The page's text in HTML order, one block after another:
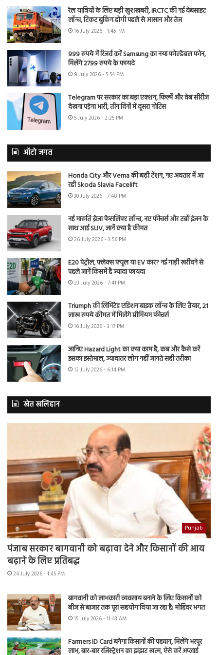
रेल यात्रियों के लिए बड़ी खुशखबरी, IRCTC की नई वेबसाइट
लॉन्च, टिकट बुकिंग होगी पहले से आसान और तेज
16 July 2026 - 1:45 PM
999 रुपये में रिजर्व करें Samsung का नया फोल्डेबल फोन,
मिलेंगे 2799 रुपये के फायदे
8 July 2026 - 5:54 PM
Telegram पर सरकार का बड़ा एक्शन, फिल्में और वेब सीरीज
देखना पड़ेगा भारी, तीन दिनों में दूसरा नोटिस
5 July 2026 - 2:25 PM
ऑटो जगत
Honda City और Verna की बढ़ी टेंशन, नए अवतार में आ
रही Skoda Slavia Facelift
30 July 2026 - 7:48 PM
नई मारुति ब्रेजा फेसलिफ्ट लॉन्च, नए फीचर्स और टर्बो इंजन के
साथ आई SUV, जानें क्या है कीमत
26 July 2026 - 3:56 PM
E20 पेट्रोल, फ्लेक्स फ्यूल या EV कार? नई गाड़ी खरीदने से
पहले जानें किसमें है ज्यादा फायदा
23 July 2026 - 7:41 PM
Triumph की लिमिटेड एडिशन बाइक लॉन्च के लिए तैयार, 21
लाख रुपये कीमत में मिलेंगे प्रीमियम फीचर्स
16 July 2026 - 3:17 PM
जानिए Hazard Light का क्या काम है, कब और कैसे करें
इसका इस्तेमाल, ज्यादातर लोग नहीं जानते सही तरीका
12 July 2026 - 6:14 PM
खेत खलिहान
Punjab
पंजाब सरकार बागवानी को बढ़ावा देने और किसानों की आय
बढ़ाने के लिए प्रतिबद्ध
24 July 2026 - 1:45 PM
बागवानी को लाभकारी व्यवसाय बनाने के लिए किसानों को
बीज से बाजार तक पूरा सहयोग दिया जा रहा है: मोहिंदर भगत
15 July 2026 - 11:43 AM
Farmers ID Card बनेगा किसानों की पहचान, मिलेंगे भरपूर
लाभ, बार-बार रजिस्ट्रेशन का झंझट खत्म, ऐसे करें अप्लाई